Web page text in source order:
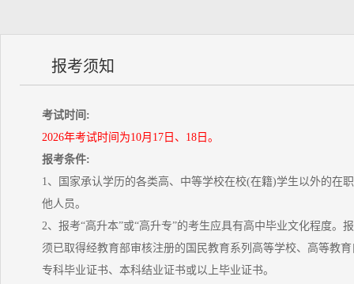
报考须知
考试时间:
2026年考试时间为10月17日、18日。
报考条件:
1、国家承认学历的各类高、中等学校在校(在籍)学生以外的在
他人员。
2、报考“高升本”或“高升专”的考生应具有高中毕业文化程度。
须已取得经教育部审核注册的国民教育系列高等学校、高等教
专科毕业证书、本科结业证书或以上毕业证书。